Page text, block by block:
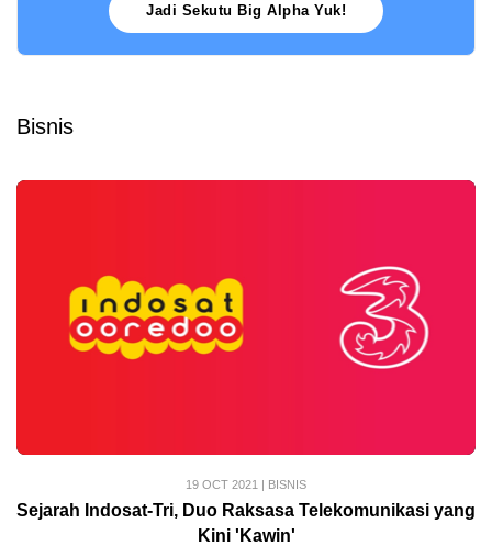
Jadi Sekutu Big Alpha Yuk!
Bisnis
19 OCT 2021 | BISNIS
Sejarah Indosat-Tri, Duo Raksasa Telekomunikasi yang
Kini 'Kawin'